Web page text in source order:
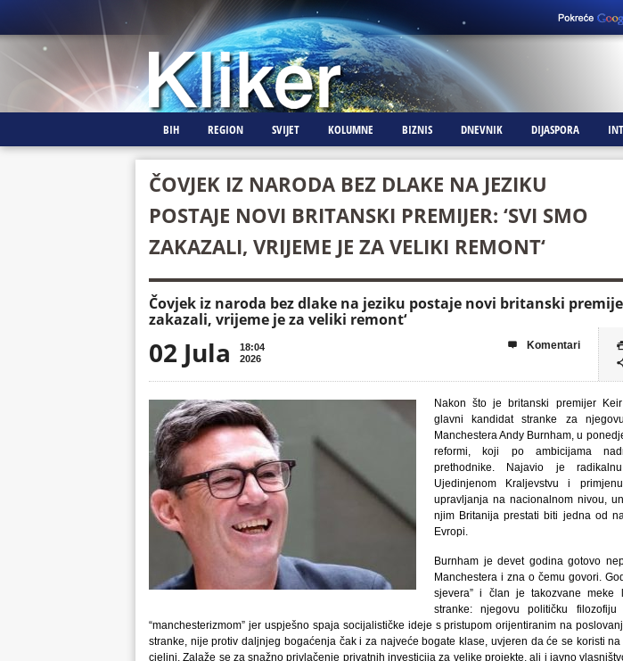
BIH REGION SVIJET KOLUMNE BIZNIS DNEVNIK DIJASPORA
ČOVJEK IZ NARODA BEZ DLAKE NA JEZIKU
POSTAJE NOVI BRITANSKI PREMIJER: ‘SVI SMO
ZAKAZALI, VRIJEME JE ZA VELIKI REMONT‘
Čovjek iz naroda bez dlake na jeziku postaje novi britanski
zakazali, vrijeme je za veliki remont‘
02 Jula
18:04
2026
 Komentari
Nakon što je britanski premijer
glavni kandidat stranke za
Manchestera Andy Burnham, u
reformi, koji po ambicijama
prethodnike. Najavio je
Ujedinjenom Kraljevstvu i
upravljanja na nacionalnom nivou,
njim Britanija prestati biti jedna od
Evropi.
Burnham je devet godina gotovo
Manchestera i zna o čemu govori.
sjevera” i član je takozvane meke
stranke: njegovu političku
“manchesterizmom” jer uspješno spaja socijalističke ideje s pristupom orijentiranim na
stranke, nije protiv daljnjeg bogaćenja čak i za najveće bogate klase, uvjeren da će se koristi
cjelini. Zalaže se za snažno privlačenje privatnih investicija za velike projekte, ali i javno